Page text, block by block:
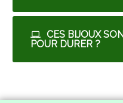
CES BIJOUX
POUR DURER ?